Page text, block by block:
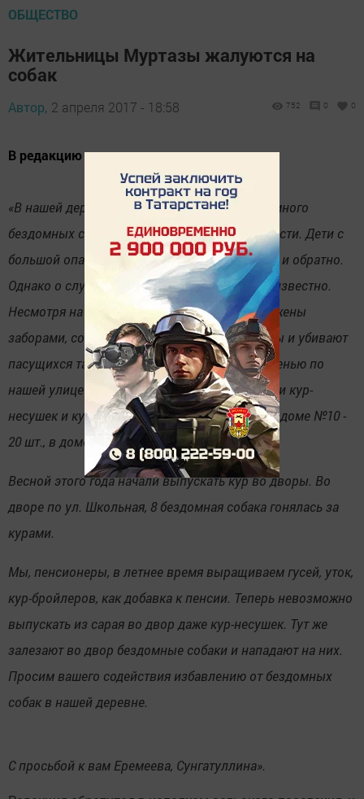
ОБЩЕСТВО
Жительницы Муртазы жалуются на
собак
Автор, 2 апреля 2017 - 18:58 752 0 0
В редакцию поступило письмо:
«В нашей деревне Муртаза развелось очень много
бездомных собак. Это доставляет нам трудности. Дети с
большой опаской идут к школьному автобусу и обратно.
Однако о случаях нападения на детей нам неизвестно.
Несмотря на то, что дворы и огороды загорожены
заборами, собаки заходят во дворы и огороды и убивают
пасущихся там кур, уток и гусей. Прошлой осенью по
нашей улице Школьной собаки напали и убили кур-
несушек и кур-молодок в доме №12 - 39 шт., в доме №10 -
20 шт., в доме №11 - 4 шт.
Весной этого года начали выпускать кур во дворы. Во
дворе по ул. Школьная, 8 бездомная собака гонялась за
курами.
Мы, пенсионеры, в летнее время выращиваем гусей, уток,
кур-бройлеров, как добавка к пенсии. Теперь невозможно
выпускать из сарая во двор даже кур-несушек. Тут же
залезают во двор бездомные собаки и нападают на них.
Просим вашего содействия избавлению от бездомных
собак в нашей деревне.
С просьбой к вам Еремеева, Сунгатуллина».